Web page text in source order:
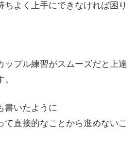
ちよく上手にできなければ困り
ップル練習がスムーズだと上達
書いたように
直接的なことから進めないこ